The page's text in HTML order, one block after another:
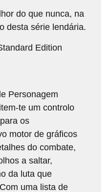
do que nunca, na
desta série lendária.
Edition
Personagem
te um controlo
os
motor de gráficos
do combate,
a saltar,
da luta que
uma lista de